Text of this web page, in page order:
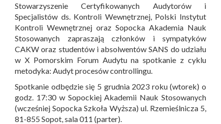
Stowarzyszenie Certyfikowanych Audytorów i
Specjalistów ds. Kontroli Wewnętrznej, Polski Instytut
Kontroli Wewnętrznej oraz Sopocka Akademia Nauk
Stosowanych zapraszają członków i sympatyków
CAKW oraz studentów i absolwentów SANS do udziału
w X Pomorskim Forum Audytu na spotkanie z cyklu
metodyka: Audyt procesów controllingu.
Spotkanie odbędzie się 5 grudnia 2023 roku (wtorek) o
godz. 17:30 w Sopockiej Akademii Nauk Stosowanych
(wcześniej Sopocka Szkoła Wyższa) ul. Rzemieślnicza 5,
81-855 Sopot, sala 011 (parter).